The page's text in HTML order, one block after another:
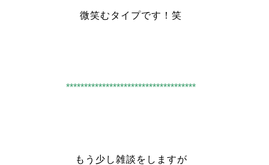
微笑むタイプです！笑
************************************
もう少し雑談をしますが